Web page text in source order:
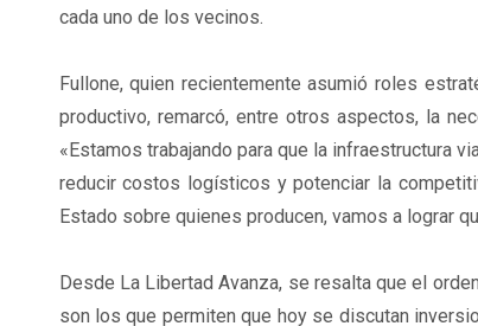
cada uno de los vecinos.
Fullone, quien recientemente asumió roles
productivo, remarcó, entre otros aspectos, la
«Estamos trabajando para que la infraestructura
reducir costos logísticos y potenciar la
Estado sobre quienes producen, vamos a lograr
Desde La Libertad Avanza, se resalta que el
son los que permiten que hoy se discutan